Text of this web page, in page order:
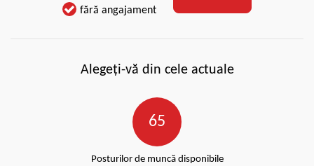
fără angajament
Alegeți-vă din cele actuale
65
Posturilor de muncă disponibile